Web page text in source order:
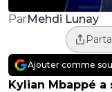
ParMehdi Lunay
Ajouter comme
Kylian Mbappé